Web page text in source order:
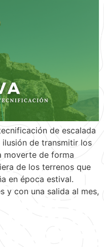
de escalada
de transmitir los
moverte de forma
de los terrenos que
en época estival.
y con una salida al mes,